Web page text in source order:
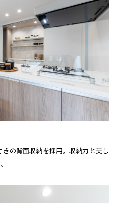
の背面収納を採用。収納力と美し